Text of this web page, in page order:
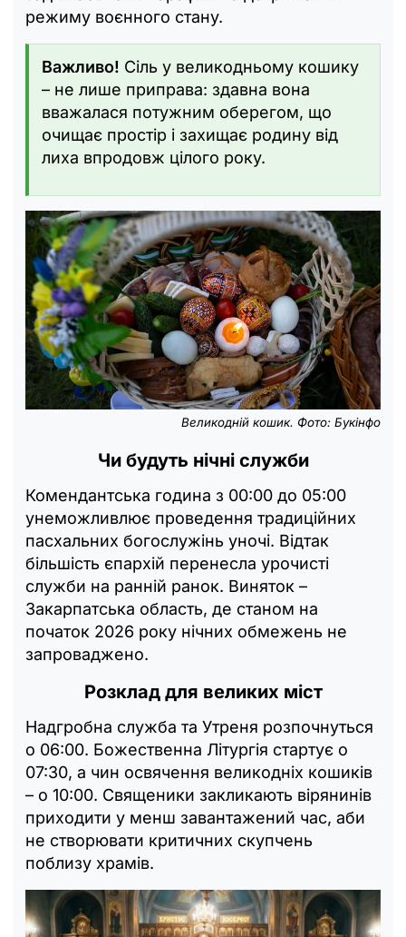
режиму воєнного стану.
Важливо! Сіль у великодньому кошику
– не лише приправа: здавна вона
вважалася потужним оберегом, що
очищає простір і захищає родину від
лиха впродовж цілого року.
Великодній кошик. Фото: Букінфо
Чи будуть нічні служби
Комендантська година з 00:00 до 05:00
унеможливлює проведення традиційних
пасхальних богослужінь уночі. Відтак
більшість єпархій перенесла урочисті
служби на ранній ранок. Виняток –
Закарпатська область, де станом на
початок 2026 року нічних обмежень не
запроваджено.
Розклад для великих міст
Надгробна служба та Утреня розпочнуться
о 06:00. Божественна Літургія стартує о
07:30, а чин освячення великодніх кошиків
– о 10:00. Священики закликають вірянинів
приходити у менш завантажений час, аби
не створювати критичних скупчень
поблизу храмів.